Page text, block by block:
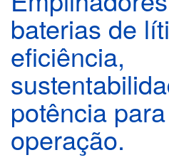
baterias de
eficiência,
potência
operação.